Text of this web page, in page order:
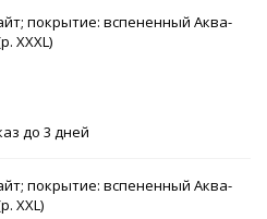
покрытие: вспененный Аква-
XXXL)
до 3 дней
покрытие: вспененный Аква-
XXL)